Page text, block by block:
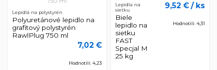
Lepidlá na polystyrén
Polyuretánové lepidlo na
grafitový polystyrén
RawlPlug 750 ml
7,02 €
Hodnotili: 4,23
Lepidla na
sietku
Biele
lepidlo na
sietku
FAST
Specjal M
25 kg
9,52 € / ks
Hodnotili: 4,31